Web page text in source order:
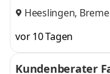
Heeslingen,
vor 10 Tagen
Kundenberater